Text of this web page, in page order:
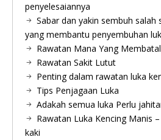
penyelesaiannya
Sabar dan yakin sembuh
yang membantu penyembuhan
Rawatan Mana Yang
Rawatan Sakit Lutut
Penting dalam rawatan luka
Tips Penjagaan Luka
Adakah semua luka Perlu
Rawatan Luka Kencing Manis
kaki